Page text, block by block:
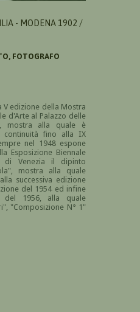
- MODENA 1902 /
FOTOGRAFO
V edizione della Mostra
d'Arteal Palazzo delle
mostra alla quale è
continuità fino alla IX
nel 1948 espone
Esposizione Biennale
di Venezia il dipinto
mostra alla quale
successiva edizione
del 1954 ed infine
del 1956, alla quale
"Composizione N° 1"